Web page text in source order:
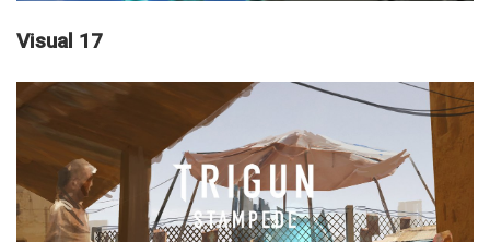
Visual 17